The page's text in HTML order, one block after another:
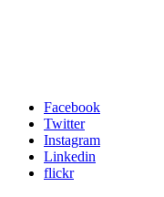
Facebook
Twitter
Instagram
Linkedin
flickr